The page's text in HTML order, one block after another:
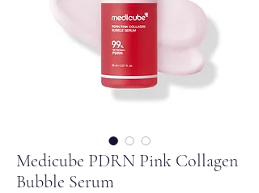
Medicube PDRN Pink Collagen
Bubble Serum